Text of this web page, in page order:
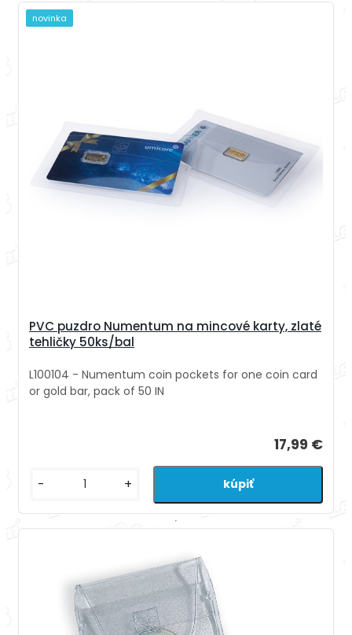
PVC puzdro Numentum na mincové karty, zlaté
tehličky 50ks/bal
L100104 - Numentum coin pockets for one coin card
or gold bar, pack of 50 IN
17,99 €
- +
novinka